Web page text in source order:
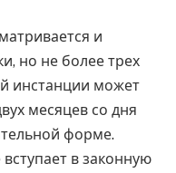
и
но не более трех
инстанции может
месяцев со дня
форме.
в законную